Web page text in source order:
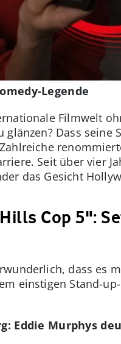
Legende
Filmwelt
glänzen? Dass
Seit über vier
das Gesicht
Cop 5":
dass es
einstigen Stand-
Eddie Murphys